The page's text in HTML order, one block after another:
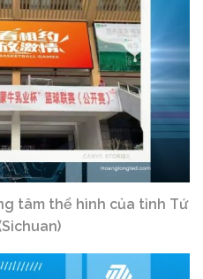
tâm thể hình của tỉnh Tứ